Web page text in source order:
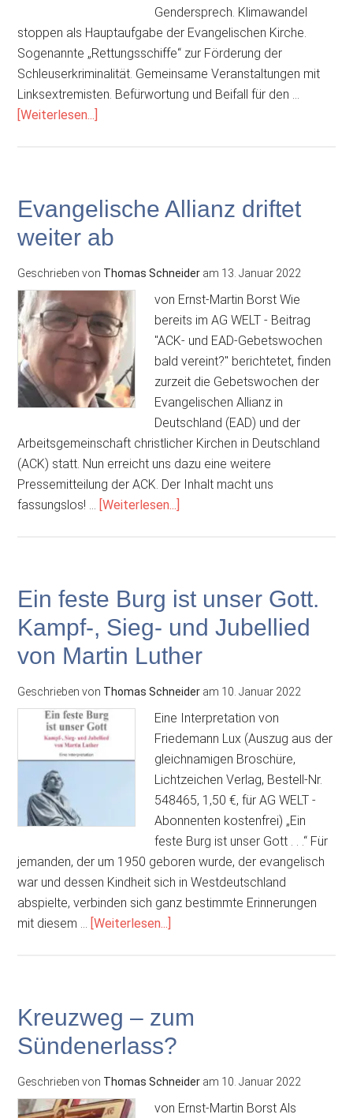
Gendersprech. Klimawandel
stoppen als Hauptaufgabe der Evangelischen Kirche.
Sogenannte „Rettungsschiffe“ zur Förderung der
Schleuserkriminalität. Gemeinsame Veranstaltungen mit
Linksextremisten. Befürwortung und Beifall für den …
[Weiterlesen...]
Wir
haben
die
Kirche
verlassen
Evangelische Allianz driftet
weiter ab
Geschrieben von Thomas Schneider am 13. Januar 2022
von Ernst-Martin Borst Wie
bereits im AG WELT - Beitrag
"ACK- und EAD-Gebetswochen
bald vereint?" berichtetet, finden
zurzeit die Gebetswochen der
Evangelischen Allianz in
Deutschland (EAD) und der
Arbeitsgemeinschaft christlicher Kirchen in Deutschland
(ACK) statt. Nun erreicht uns dazu eine weitere
Pressemitteilung der ACK. Der Inhalt macht uns
fassungslos! … [Weiterlesen...]
Ein feste Burg ist unser Gott.
Kampf-, Sieg- und Jubellied
von Martin Luther
Geschrieben von Thomas Schneider am 10. Januar 2022
Eine Interpretation von
Friedemann Lux (Auszug aus der
gleichnamigen Broschüre,
Lichtzeichen Verlag, Bestell-Nr.
548465, 1,50 €, für AG WELT -
Abonnenten kostenfrei) „Ein
feste Burg ist unser Gott . . .“ Für
jemanden, der um 1950 geboren wurde, der evangelisch
war und dessen Kindheit sich in Westdeutschland
abspielte, verbinden sich ganz bestimmte Erinnerungen
mit diesem … [Weiterlesen...]
Gott.
Kampf-,
und
Jubellied
Kreuzweg – zum
Sündenerlass?
Geschrieben von Thomas Schneider am 10. Januar 2022
von Ernst-Martin Borst Als